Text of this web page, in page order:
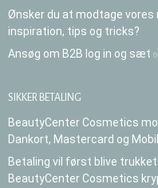
Ønsker du at modtage vores
inspiration, tips og tricks?
Ansøg om B2B log in og sæt
SIKKER BETALING
BeautyCenter Cosmetics
Dankort, Mastercard og
Betaling vil først blive
BeautyCenter Cosmetics